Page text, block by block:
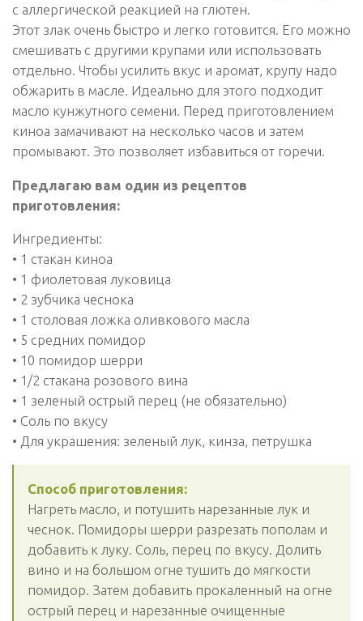
с аллергической реакцией на глютен.
Этот злак очень быстро и легко готовится. Его можно
смешивать с другими крупами или использовать
отдельно. Чтобы усилить вкус и аромат, крупу надо
обжарить в масле. Идеально для этого подходит
масло кунжутного семени. Перед приготовлением
киноа замачивают на несколько часов и затем
промывают. Это позволяет избавиться от горечи.
Предлагаю вам один из рецептов
приготовления:
Ингредиенты:
• 1 стакан киноа
• 1 фиолетовая луковица
• 2 зубчика чеснока
• 1 столовая ложка оливкового масла
• 5 средних помидор
• 10 помидор шерри
• 1/2 стакана розового вина
• 1 зеленый острый перец (не обязательно)
• Соль по вкусу
• Для украшения: зеленый лук, кинза, петрушка
Способ приготовления:
Нагреть масло, и потушить нарезанные лук и
чеснок. Помидоры шерри разрезать пополам и
добавить к луку. Соль, перец по вкусу. Долить
вино и на большом огне тушить до мягкости
помидор. Затем добавить прокаленный на огне
острый перец и нарезанные очищенные